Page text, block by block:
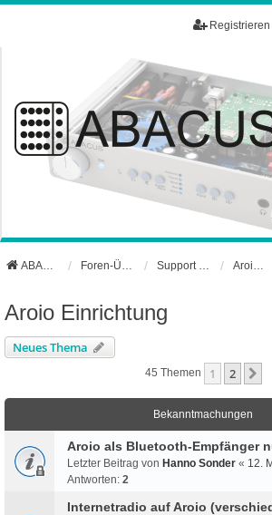
Registrieren
ABACUS Webseite
Aroio Einrichtung
Neues Thema
45 Themen 1 2
Bekanntmachungen
Aroio als Bluetooth-Empfänger
Letzter Beitrag von Hanno Sonder « 12.
Antworten: 2
Internetradio auf Aroio